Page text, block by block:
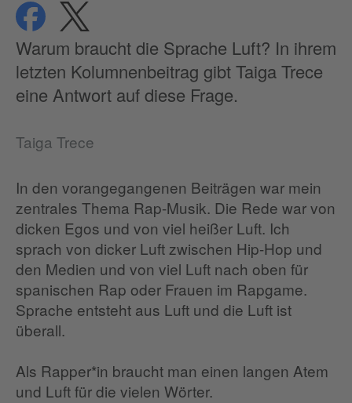
teilen teilen
Warum braucht die Sprache Luft? In ihrem
letzten Kolumnenbeitrag gibt Taiga Trece
eine Antwort auf diese Frage.
Taiga Trece
In den vorangegangenen Beiträgen war mein
zentrales Thema Rap-Musik. Die Rede war von
dicken Egos und von viel heißer Luft. Ich
sprach von dicker Luft zwischen Hip-Hop und
den Medien und von viel Luft nach oben für
spanischen Rap oder Frauen im Rapgame.
Sprache entsteht aus Luft und die Luft ist
überall.
Als Rapper*in braucht man einen langen Atem
und Luft für die vielen Wörter.